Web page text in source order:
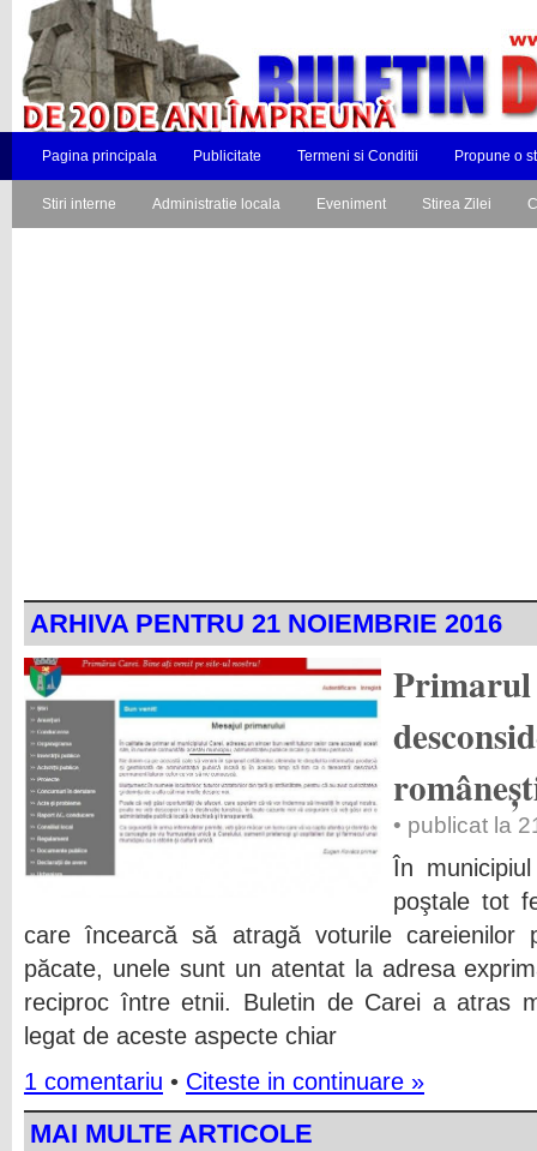
Pagina principala Publicitate Termeni si Conditii Propune o
Stiri interne Administratie locala Eveniment Stirea Zilei
ARHIVA PENTRU 21 NOIEMBRIE 2016
Primarul
• publicat la
În
poştale tot
care încearcă să atragă voturile careienilor
păcate, unele sunt un atentat la adresa
reciproc între etnii. Buletin de Carei a atras
legat de aceste aspecte chiar
1 comentariu • Citeste in continuare »
MAI MULTE ARTICOLE